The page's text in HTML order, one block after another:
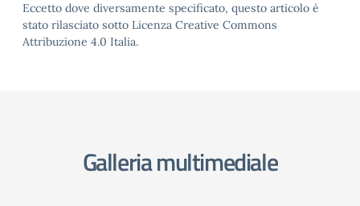
Eccetto dove diversamente specificato, questo articolo è
stato rilasciato sotto Licenza Creative Commons
Attribuzione 4.0 Italia.
Galleria multimediale